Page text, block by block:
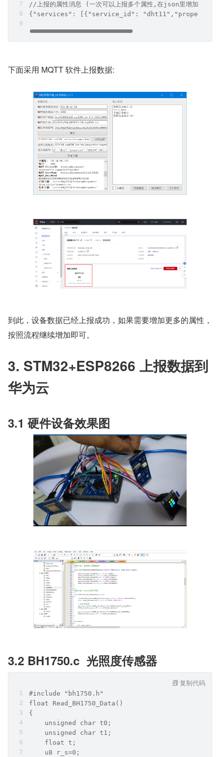
//上报的属性消息 (一次可以上报多个属性,在json里增加就行
{"services": [{"service_id":
下面采用 MQTT 软件上报数据:
到此，设备数据已经上报成功，如果需要增加更多的属性，
按照流程继续增加即可。
3. STM32+ESP8266 上报数据到
华为云
3.1 硬件设备效果图
3.2 BH1750.c  光照度传感器
#include "bh1750.h"
float Read_BH1750_Data()
{
    unsigned char t0;
    unsigned char t1;
    float t;
    u8 r_s=0;
复制代码